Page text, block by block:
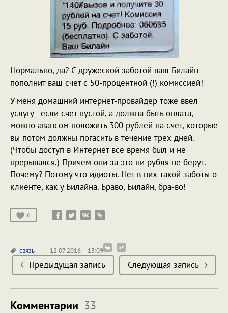
Нормально, да? С дружеской заботой ваш Билайн
пополнит ваш счет с 50-процентной (!) комиссией!
У меня домашний интернет-провайдер тоже ввел
услугу - если счет пустой, а должна быть оплата,
можно авансом положить 300 рублей на счет, которые
вы потом должны погасить в течение трех дней.
(Чтобы доступ в Интернет все время был и не
прерывался.) Причем они за это ни рубля не берут.
Почему? Потому что идиоты. Нет в них такой заботы о
клиенте, как у Билайна. Браво, Билайн, бра-во!
6
связь 12.07.2016 13:09
Предыдущая запись Следующая запись
Комментарии 33